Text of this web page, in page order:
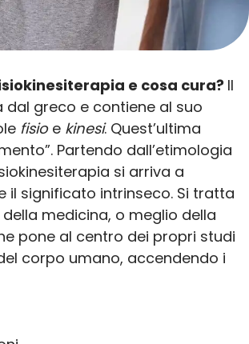
e cosa cura? Il
dal greco e contiene al suo
fisioe kinesi. Quest’ultima
Partendo dall’etimologia
si arriva a
il significato intrinseco. Si tratta
medicina, o meglio della
pone al centro dei propri studi
corpo umano, accendendo i